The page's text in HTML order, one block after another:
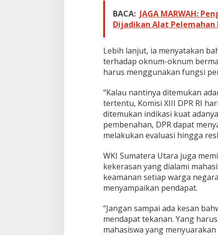
BACA: JAGA MARWAH:
Dijadikan Alat Pelemahan
Lebih lanjut, ia menyatakan
terhadap oknum-oknum
harus menggunakan fungsi
“Kalau nantinya ditemukan
tertentu, Komisi XIII DPR RI
ditemukan indikasi kuat
pembenahan, DPR dapat
melakukan evaluasi hingga
WKI Sumatera Utara juga
kekerasan yang dialami
keamanan setiap warga
menyampaikan pendapat.
“Jangan sampai ada kesan
mendapat tekanan. Yang
mahasiswa yang